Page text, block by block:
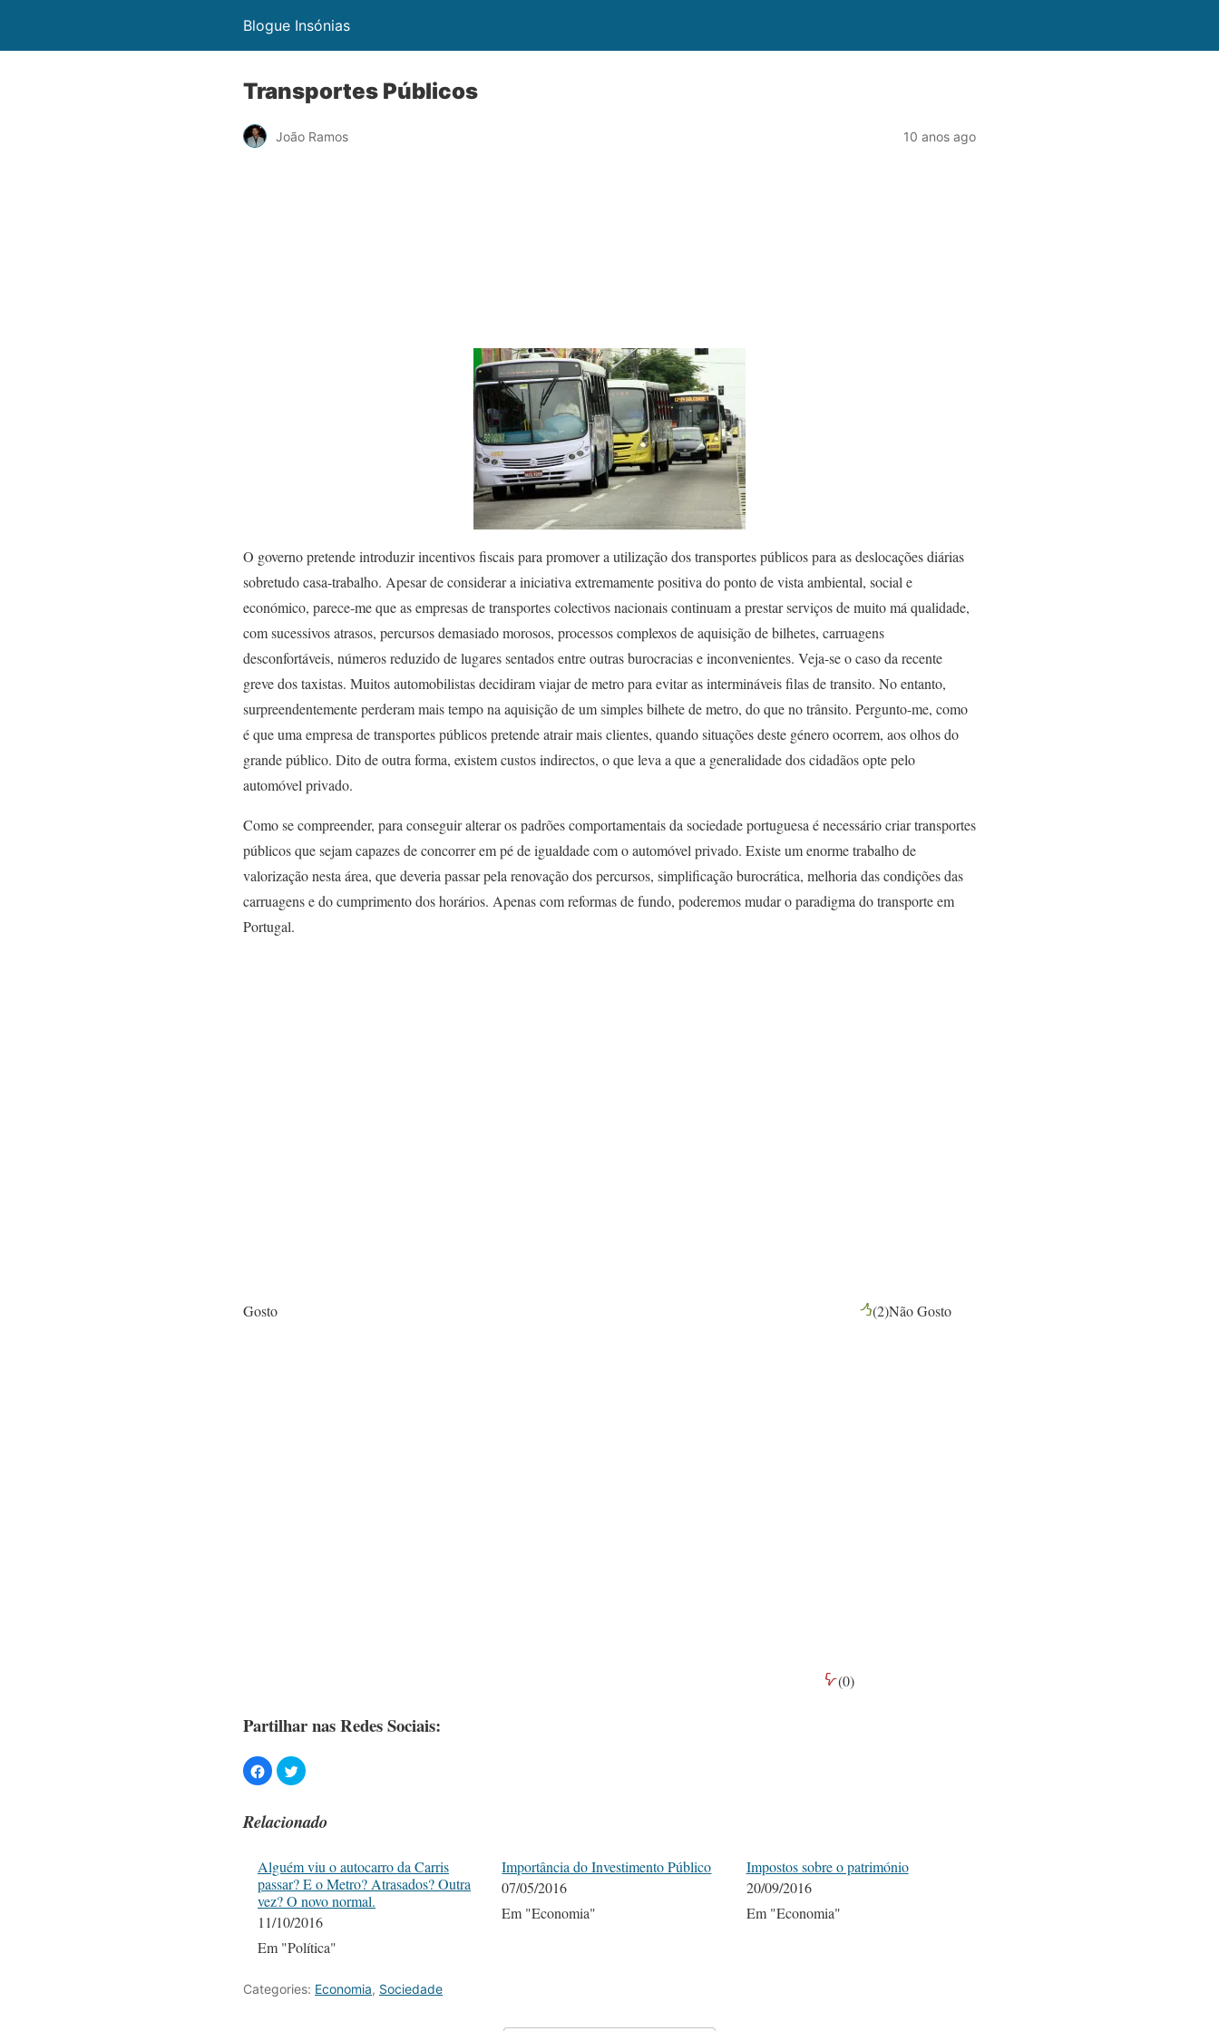
Blogue Insónias
Transportes Públicos
João Ramos 10 anos ago
O governo pretende introduzir incentivos fiscais para promover a utilização dos transportes públicos para as deslocações diárias
sobretudo casa-trabalho. Apesar de considerar a iniciativa extremamente positiva do ponto de vista ambiental, social e
económico, parece-me que as empresas de transportes colectivos nacionais continuam a prestar serviços de muito má qualidade,
com sucessivos atrasos, percursos demasiado morosos, processos complexos de aquisição de bilhetes, carruagens
desconfortáveis, números reduzido de lugares sentados entre outras burocracias e inconvenientes. Veja-se o caso da recente
greve dos taxistas. Muitos automobilistas decidiram viajar de metro para evitar as intermináveis filas de transito. No entanto,
surpreendentemente perderam mais tempo na aquisição de um simples bilhete de metro, do que no trânsito. Pergunto-me, como
é que uma empresa de transportes públicos pretende atrair mais clientes, quando situações deste género ocorrem, aos olhos do
grande público. Dito de outra forma, existem custos indirectos, o que leva a que a generalidade dos cidadãos opte pelo
automóvel privado.
Como se compreender, para conseguir alterar os padrões comportamentais da sociedade portuguesa é necessário criar transportes
públicos que sejam capazes de concorrer em pé de igualdade com o automóvel privado. Existe um enorme trabalho de
valorização nesta área, que deveria passar pela renovação dos percursos, simplificação burocrática, melhoria das condições das
carruagens e do cumprimento dos horários. Apenas com reformas de fundo, poderemos mudar o paradigma do transporte em
Portugal.
Gosto (2)Não Gosto
(0)
Partilhar nas Redes Sociais:
Relacionado
Alguém viu o autocarro da Carris
passar? E o Metro? Atrasados? Outra
vez? O novo normal.
11/10/2016
Em "Política"
Importância do Investimento Público
07/05/2016
Em "Economia"
Impostos sobre o património
20/09/2016
Em "Economia"
Categories: Economia, Sociedade